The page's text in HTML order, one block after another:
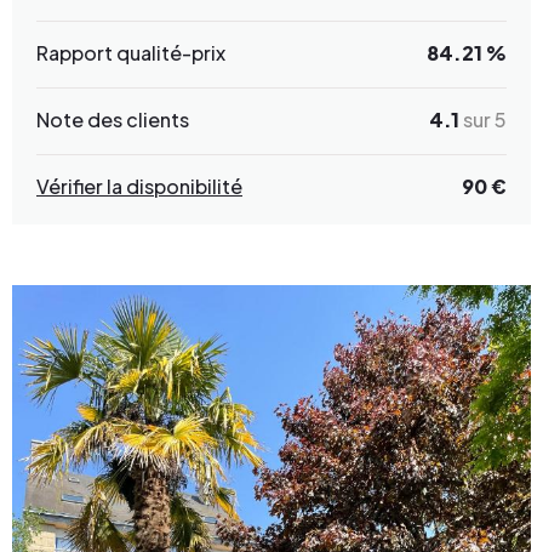
Rapport qualité-prix 84.21 %
Note des clients 4.1 sur 5
Vérifier la disponibilité 90 €